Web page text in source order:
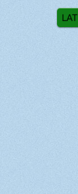
LAT